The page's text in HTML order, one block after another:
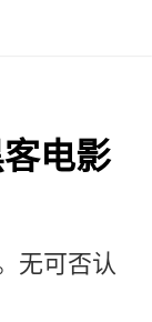
电影
无可否认